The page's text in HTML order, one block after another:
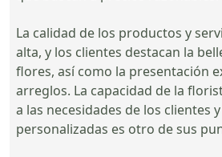
La calidad de los productos y
alta, y los clientes destacan la
flores, así como la presentación
arreglos. La capacidad de la
a las necesidades de los clientes
personalizadas es otro de sus